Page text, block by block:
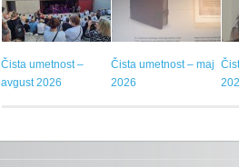
Čista umetnost –
avgust 2026
Čista umetnost – maj
2026